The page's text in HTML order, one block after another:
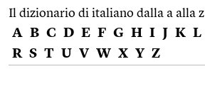
Il dizionario di italiano dalla a alla z
A B C D E F G H I J K L
R S T U V W X Y Z